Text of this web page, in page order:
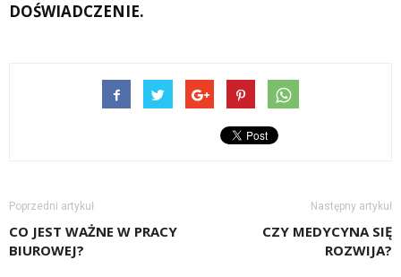
DOŚWIADCZENIE.
Poprzedni artykuł
CO JEST WAŻNE W PRACY
BIUROWEJ?
Następny artykuł
CZY MEDYCYNA SIĘ
ROZWIJA?